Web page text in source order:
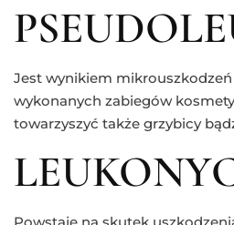
Jest wynikiem
wykonanych zabiegów
towarzyszyć także grzybicy